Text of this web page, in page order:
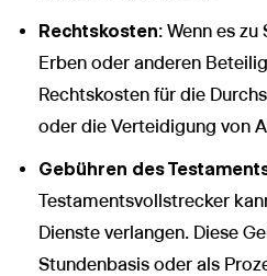
Rechtskosten: Wenn es
Erben oder anderen
Rechtskosten für die
oder die Verteidigung von
Gebühren des
Testamentsvollstrecker
Dienste verlangen. Diese
Stundenbasis oder als